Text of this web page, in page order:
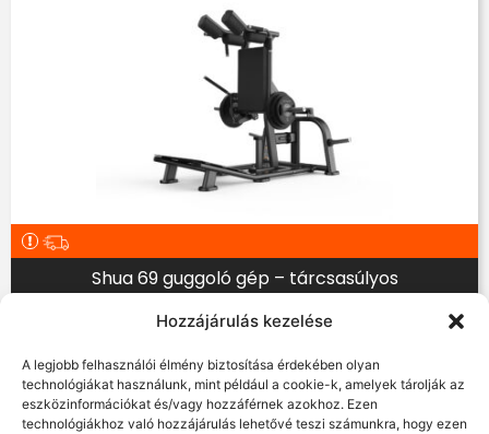
Hozzájárulás kezelése
A legjobb felhasználói élmény biztosítása érdekében olyan
technológiákat használunk, mint például a cookie-k, amelyek tárolják az
eszközinformációkat és/vagy hozzáférnek azokhoz. Ezen
technológiákhoz való hozzájárulás lehetővé teszi számunkra, hogy ezen
Shua 69 guggoló gép – tárcsasúlyos